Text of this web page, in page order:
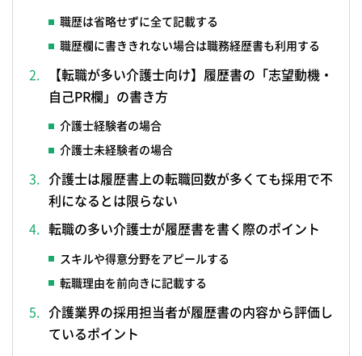
職歴は省略せずに全て記載する
職歴欄に書ききれない場合は職務経歴書も利用する
【転職が多い介護士向け】履歴書の「志望動機・
自己PR欄」の書き方
介護士経験者の場合
介護士未経験者の場合
介護士は履歴書上の転職回数が多くても採用で不
利になるとは限らない
転職の多い介護士が履歴書を書く際のポイント
スキルや得意分野をアピールする
転職理由を前向きに記載する
介護業界の採用担当者が履歴書の内容から評価し
ているポイント